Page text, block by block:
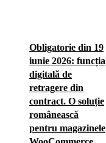
Obligatorie din 19
iunie 2026: funcția
digitală de
retragere din
contract. O soluție
românească
pentru magazinele